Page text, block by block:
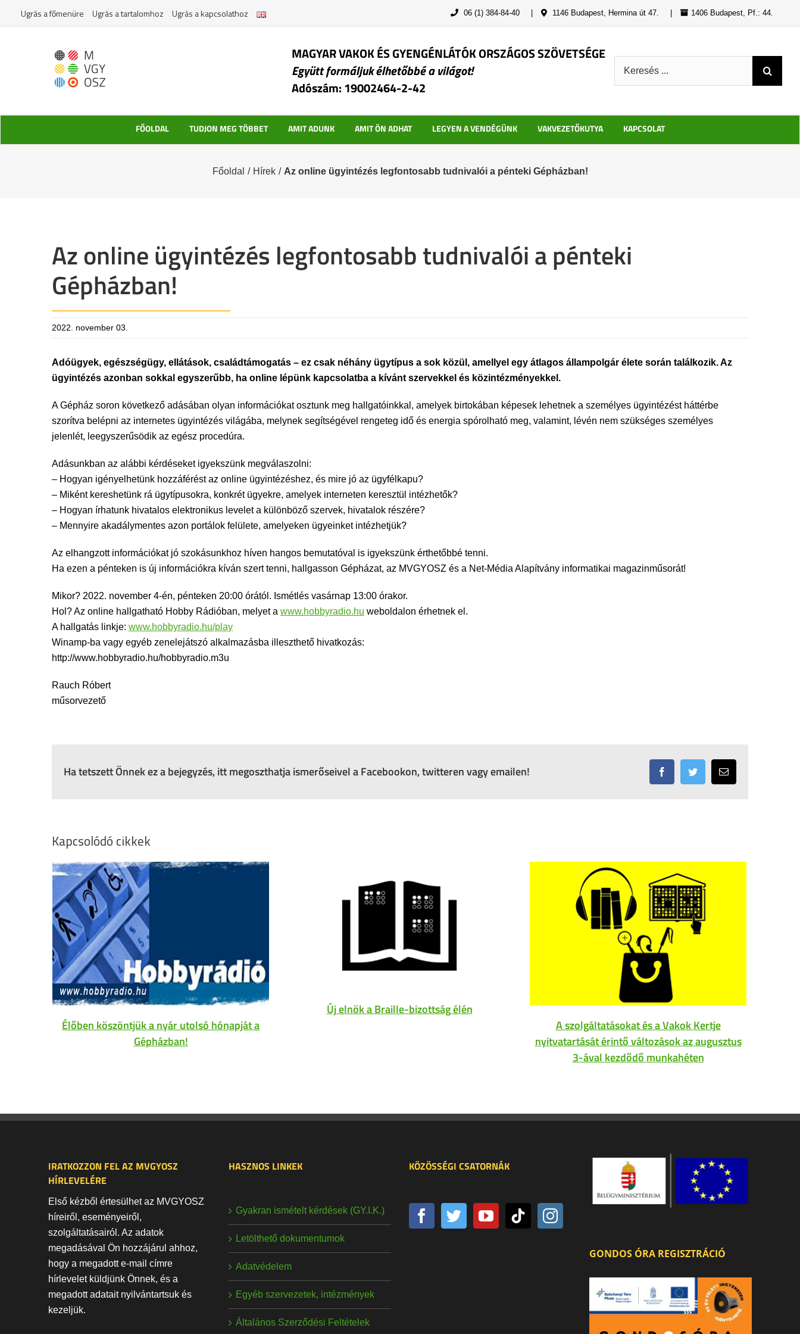
Ugrás a főmenüre Ugrás a tartalomhoz Ugrás a kapcsolathoz 06 (1) 384-84-40 1146 Budapest, Hermina út 47. 1406 Budapest, Pf.: 44.
MAGYAR VAKOK ÉS GYENGÉNLÁTÓK ORSZÁGOS SZÖVETSÉGE
Együtt formáljuk élhetőbbé a világot!
Adószám: 19002464-2-42
FŐOLDAL TUDJON MEG TÖBBET AMIT ADUNK AMIT ÖN ADHAT LEGYEN A VENDÉGÜNK VAKVEZETŐKUTYA KAPCSOLAT
Főoldal / Hírek / Az online ügyintézés legfontosabb tudnivalói a pénteki Gépházban!
Az online ügyintézés legfontosabb tudnivalói a pénteki
Gépházban!
2022. november 03.
Adóügyek, egészségügy, ellátások, családtámogatás – ez csak néhány ügytípus a sok közül, amellyel egy átlagos állampolgár élete során találkozik. Az
ügyintézés azonban sokkal egyszerűbb, ha online lépünk kapcsolatba a kívánt szervekkel és közintézményekkel.
A Gépház soron következő adásában olyan információkat osztunk meg hallgatóinkkal, amelyek birtokában képesek lehetnek a személyes ügyintézést háttérbe
szorítva belépni az internetes ügyintézés világába, melynek segítségével rengeteg idő és energia spórolható meg, valamint, lévén nem szükséges személyes
jelenlét, leegyszerűsödik az egész procedúra.
Adásunkban az alábbi kérdéseket igyekszünk megválaszolni:
– Hogyan igényelhetünk hozzáférést az online ügyintézéshez, és mire jó az ügyfélkapu?
– Miként kereshetünk rá ügytípusokra, konkrét ügyekre, amelyek interneten keresztül intézhetők?
– Hogyan írhatunk hivatalos elektronikus levelet a különböző szervek, hivatalok részére?
– Mennyire akadálymentes azon portálok felülete, amelyeken ügyeinket intézhetjük?
Az elhangzott információkat jó szokásunkhoz híven hangos bemutatóval is igyekszünk érthetőbbé tenni.
Ha ezen a pénteken is új információkra kíván szert tenni, hallgasson Gépházat, az MVGYOSZ és a Net-Média Alapítvány informatikai magazinműsorát!
Mikor? 2022. november 4-én, pénteken 20:00 órától. Ismétlés vasárnap 13:00 órakor.
Hol? Az online hallgatható Hobby Rádióban, melyet a www.hobbyradio.hu weboldalon érhetnek el.
A hallgatás linkje: www.hobbyradio.hu/play
Winamp-ba vagy egyéb zenelejátszó alkalmazásba illeszthető hivatkozás:
http://www.hobbyradio.hu/hobbyradio.m3u
Rauch Róbert
műsorvezető
Ha tetszett Önnek ez a bejegyzés, itt megoszthatja ismerőseivel a Facebookon, twitteren vagy emailen! FacebookTwitter Email:
Kapcsolódó cikkek
Élőben köszöntjük a nyár utolsó hónapját a
Gépházban!
Új elnök a Braille-bizottság élén
A szolgáltatásokat és a Vakok Kertje
nyitvatartását érintő változások az augusztus
3-ával kezdődő munkahéten
IRATKOZZON FEL AZ MVGYOSZ
HÍRLEVELÉRE
Első kézből értesülhet az MVGYOSZ
híreiről, eseményeiről,
szolgáltatásairól. Az adatok
megadásával Ön hozzájárul ahhoz,
hogy a megadott e-mail címre
hírlevelet küldjünk Önnek, és a
megadott adatait nyilvántartsuk és
kezeljük.
HASZNOS LINKEK
Gyakran ismételt kérdések (GY.I.K.)
Letölthető dokumentumok
Adatvédelem
Egyéb szervezetek, intézmények
Általános Szerződési Feltételek
KÖZÖSSÉGI CSATORNÁK
GONDOS ÓRA REGISZTRÁCIÓ